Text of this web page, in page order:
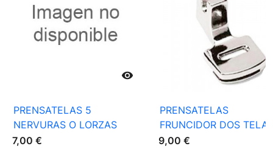

PRENSATELAS 5
NERVURAS O LORZAS
7,00 €
PRENSATELAS
FRUNCIDOR DOS
9,00 €